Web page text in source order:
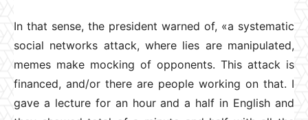
In that sense, the president warned of, «a systematic
social networks attack, where lies are manipulated,
memes make mocking of opponents. This attack is
financed, and/or there are people working on that. I
gave a lecture for an hour and a half in English and